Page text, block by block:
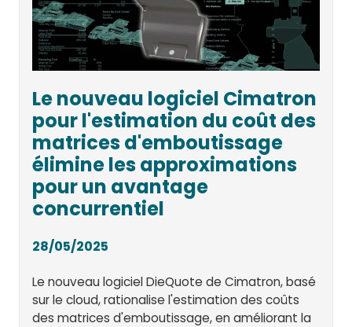
Le nouveau logiciel Cimatron
pour l'estimation du coût des
matrices d'emboutissage
élimine les approximations
pour un avantage
concurrentiel
28/05/2025
Le nouveau logiciel DieQuote de Cimatron, basé
sur le cloud, rationalise l'estimation des coûts
des matrices d'emboutissage, en améliorant la